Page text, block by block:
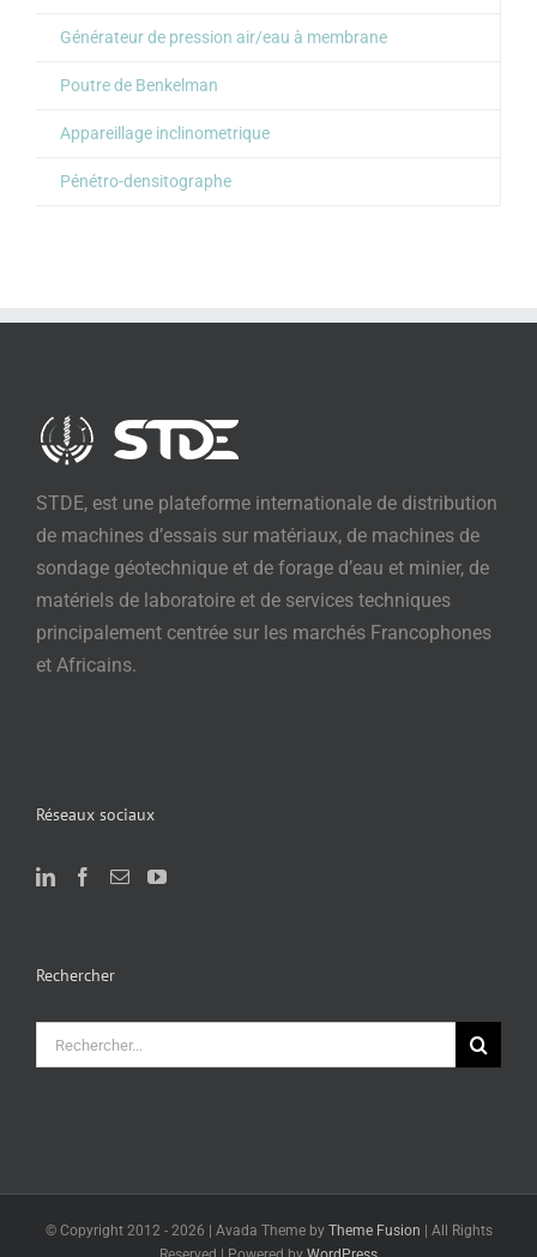
Générateur de pression air/eau à membrane
Poutre de Benkelman
Appareillage inclinometrique
Pénétro-densitographe
STDE, est une plateforme internationale de distribution
de machines d’essais sur matériaux, de machines de
sondage géotechnique et de forage d’eau et minier, de
matériels de laboratoire et de services techniques
principalement centrée sur les marchés Francophones
et Africains.
Réseaux sociaux
Rechercher
Rechercher:
© Copyright 2012 - 2026 | Avada Theme by Theme Fusion | All Rights